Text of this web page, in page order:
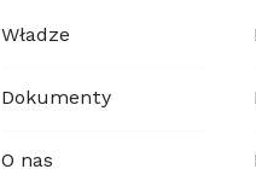
Władze
Dokumenty
O nas